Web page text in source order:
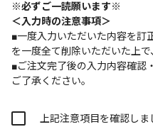
※必ずご一読願います※
＜入力時の注意事項＞
■一度入力いただいた内容を訂
を一度全て削除いただいた上
■ご注文完了後の入力内容確認
ご了承ください。
上記注意項目を確認しま